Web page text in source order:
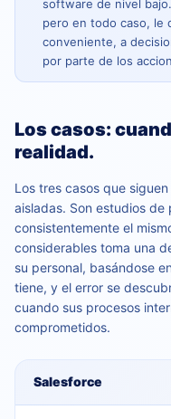
software de nivel
pero en todo caso, le
conveniente, a
por parte de los
Los casos:
realidad.
Los tres casos que
aisladas. Son estudios
consistentemente el
considerables toma una
su personal, basándose
tiene, y el error se
cuando sus procesos
comprometidos.
Salesforce